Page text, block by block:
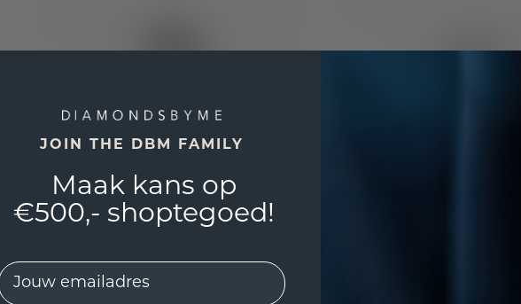
Hanger Frauke EME 950 platina
JOIN THE DBM FAMILY
Maak kans op
€500,- shoptegoed!
EMail